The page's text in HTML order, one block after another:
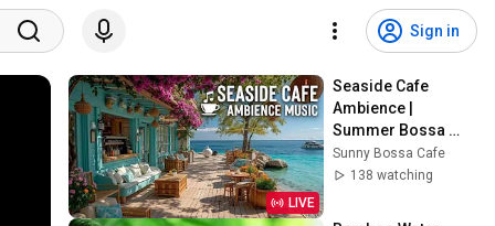
Sign in
LIVE
Seaside Cafe
Ambience |
Summer Bossa
Nova Jazz ~ Beach
Coffee Shop Waves
Sunny Bossa Cafe
138 watching